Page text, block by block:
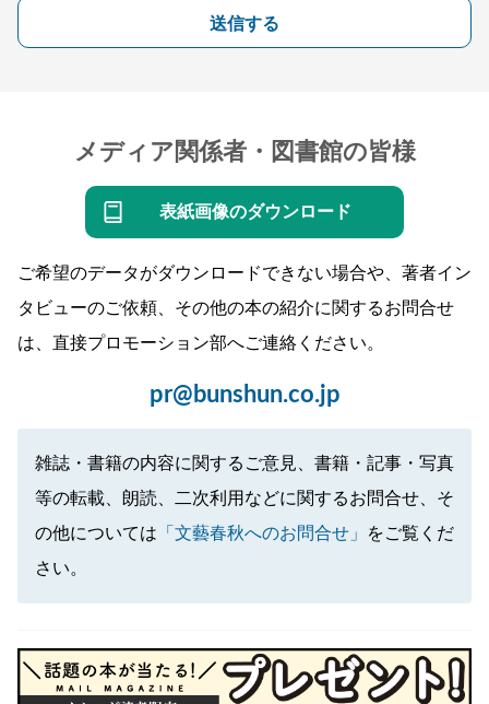
送信する
メディア関係者・図書館の皆様
表紙画像のダウンロード
ご希望のデータがダウンロードできない場合や、著者イン
タビューのご依頼、その他の本の紹介に関するお問合せ
は、直接プロモーション部へご連絡ください。
pr@bunshun.co.jp
雑誌・書籍の内容に関するご意見、書籍・記事・写真
等の転載、朗読、二次利用などに関するお問合せ、そ
の他については 「文藝春秋へのお問合せ」
をご覧くだ
さい。